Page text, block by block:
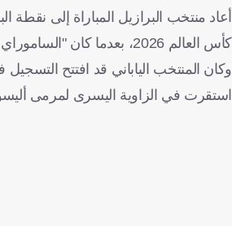
كأس العالم 2026، بعدما كان "الساموراي الأزرق" قد فاجأ الجميع بالتقدم في الشوط الأول.
استقرت في الزاوية اليسرى لمرمى